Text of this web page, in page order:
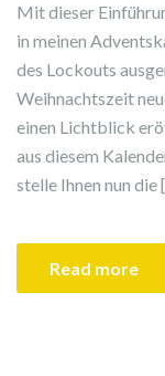
Mit dieser
in meinen
des Lockouts
Weihnachtszeit
einen Lichtblick
aus diesem
stelle Ihnen nun die
Read more